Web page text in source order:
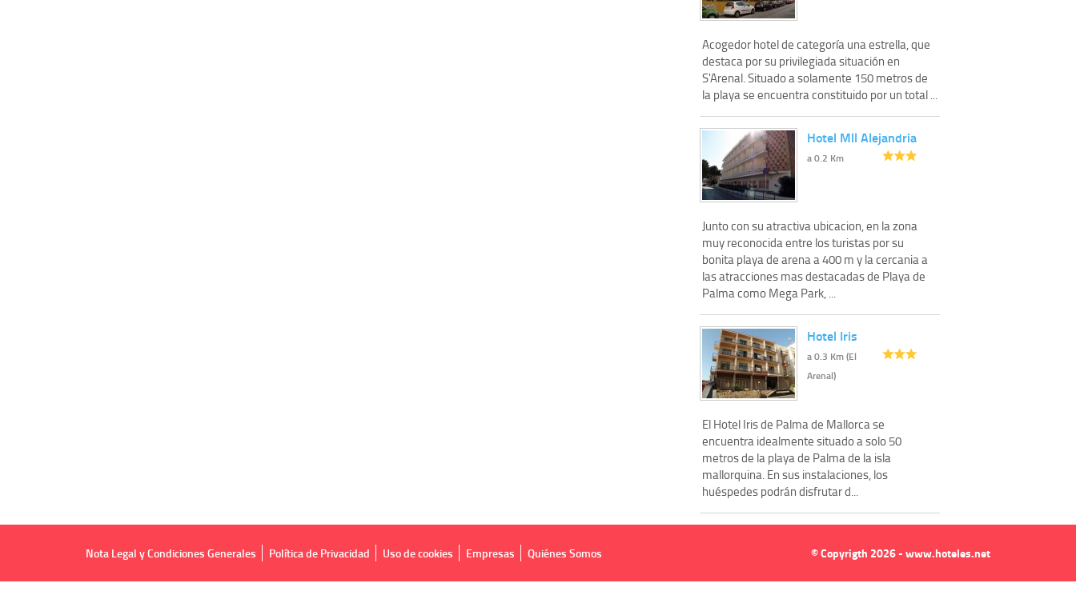
Acogedor hotel de categoría una estrella, que
destaca por su privilegiada situación en
S'Arenal. Situado a solamente 150 metros de
la playa se encuentra constituido por un total ...
Hotel Mll Alejandria
a 0.2 Km
Junto con su atractiva ubicacion, en la zona
muy reconocida entre los turistas por su
bonita playa de arena a 400 m y la cercania a
las atracciones mas destacadas de Playa de
Palma como Mega Park, ...
Hotel Iris
a 0.3 Km (El
Arenal)
El Hotel Iris de Palma de Mallorca se
encuentra idealmente situado a solo 50
metros de la playa de Palma de la isla
mallorquina. En sus instalaciones, los
huéspedes podrán disfrutar d...
Nota Legal y Condiciones Generales Política de Privacidad Uso de cookies Empresas Quiénes Somos © Copyrigth 2026 - www.hoteles.net